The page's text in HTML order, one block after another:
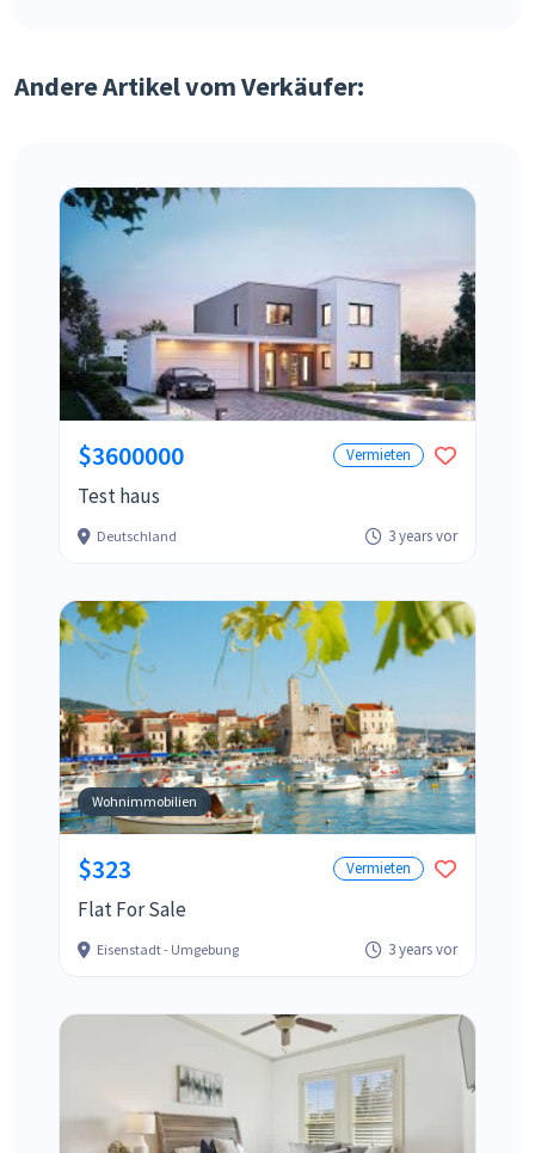
Andere Artikel vom Verkäufer:
$3600000 Vermieten
Test haus
Deutschland 3 years vor
Wohnimmobilien
$323 Vermieten
Flat For Sale
Eisenstadt - Umgebung 3 years vor